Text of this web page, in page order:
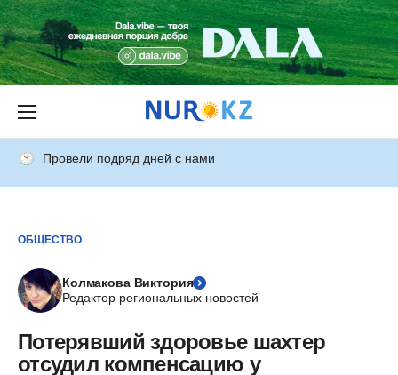
Провели подряд дней с нами
ОБЩЕСТВО
Колмакова Виктория
Редактор региональных новостей
Потерявший здоровье шахтер
отсудил компенсацию у